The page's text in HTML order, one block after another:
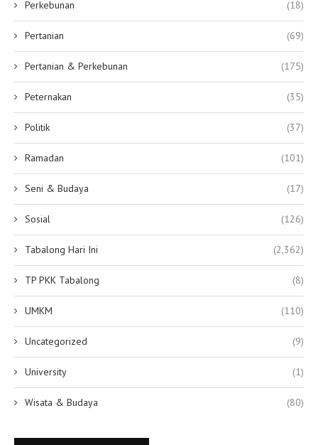
Perkebunan (18)
Pertanian (69)
Pertanian & Perkebunan (175)
Peternakan (35)
Politik (37)
Ramadan (101)
Seni & Budaya (17)
Sosial (126)
Tabalong Hari Ini (2,362)
TP PKK Tabalong (8)
UMKM (110)
Uncategorized (9)
University (1)
Wisata & Budaya (80)